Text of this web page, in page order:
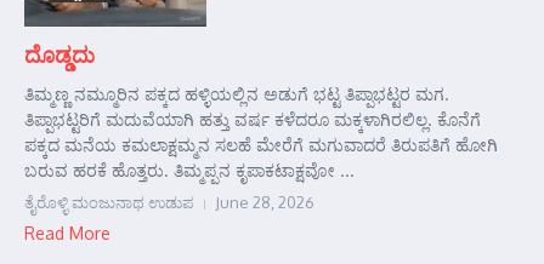
ದೊಡ್ಡದು
ತಿಮ್ಮಣ್ಣ ನಮ್ಮೂರಿನ ಪಕ್ಕದ ಹಳ್ಳಿಯಲ್ಲಿನ ಅಡುಗೆ ಭಟ್ಟ ತಿಪ್ಪಾಭಟ್ಟರ ಮಗ.
ತಿಪ್ಪಾಭಟ್ಟರಿಗೆ ಮದುವೆಯಾಗಿ ಹತ್ತು ವರ್ಷ ಕಳೆದರೂ ಮಕ್ಕಳಾಗಿರಲಿಲ್ಲ. ಕೊನೆಗೆ
ಪಕ್ಕದ ಮನೆಯ ಕಮಲಾಕ್ಷಮ್ಮನ ಸಲಹೆ ಮೇರೆಗೆ ಮಗುವಾದರೆ ತಿರುಪತಿಗೆ ಹೋಗಿ
ಬರುವ ಹರಕೆ ಹೊತ್ತರು. ತಿಮ್ಮಪ್ಪನ ಕೃಪಾಕಟಾಕ್ಷವೋ ...
ತೈರೊಳ್ಳಿ ಮಂಜುನಾಥ ಉಡುಪ June 28, 2026
Read More